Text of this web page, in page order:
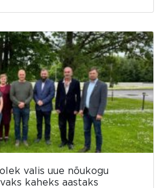
valis uue nõukogu
kaheks aastaks